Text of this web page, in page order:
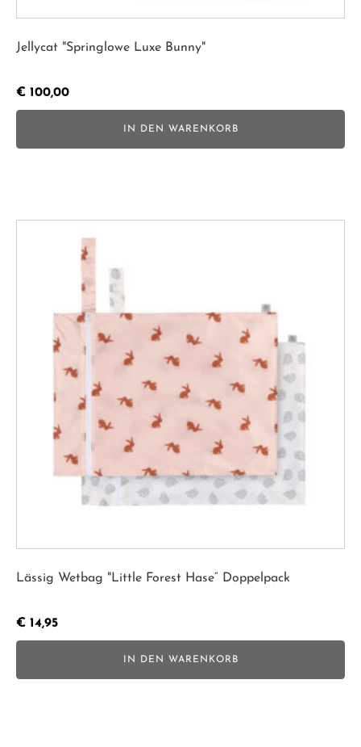
Jellycat "Springlowe Luxe Bunny"
€ 100,00
IN DEN WARENKORB
Lässig Wetbag "Little Forest Hase“ Doppelpack
€ 14,95
IN DEN WARENKORB